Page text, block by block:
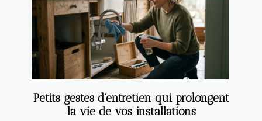
Petits gestes d’entretien qui prolongent
la vie de vos installations